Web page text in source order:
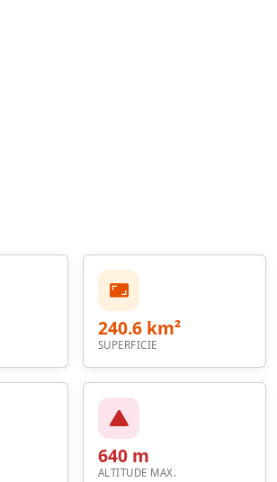
240.6 km²
SUPERFICIE
640 m
ALTITUDE MAX.